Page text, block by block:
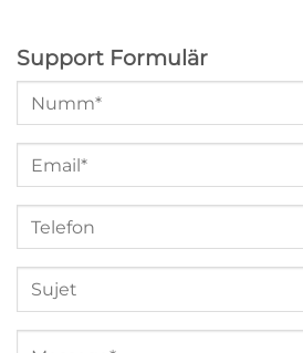
Support Formulär